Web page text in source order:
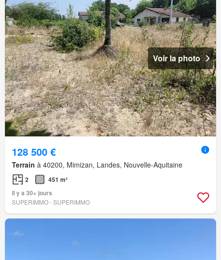
Voir la photo
128 500 €
Terrain à 40200, Mimizan, Landes, Nouvelle-Aquitaine
2
451 m²
Il y a 30+ jours
SUPERIMMO - SUPERIMMO